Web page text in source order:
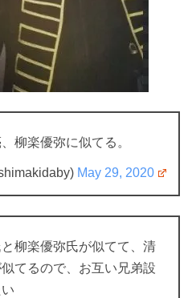
柳楽優弥に似てる。
May 29, 2020
柳楽優弥氏が似てて、清
てるので、お互い兄弟設